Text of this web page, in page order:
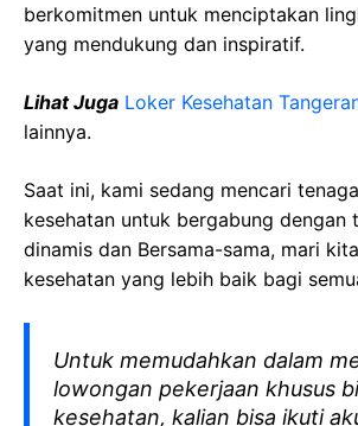
berkomitmen untuk menciptakan
yang mendukung dan inspiratif.
Lihat Juga Loker Kesehatan
lainnya.
Saat ini, kami sedang mencari tenaga
kesehatan untuk bergabung dengan
dinamis dan Bersama-sama, mari
kesehatan yang lebih baik bagi
Untuk memudahkan dalam
lowongan pekerjaan khusus
kesehatan, kalian bisa ikuti